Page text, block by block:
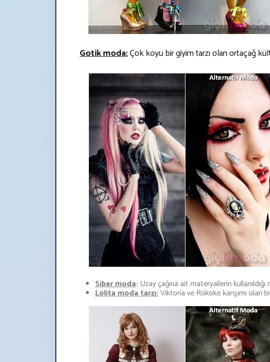
Gotik moda:Çok koyu bir giyim tarzı olan ortaçağ
Siber moda: Uzay çağına ait materyallerin kullanıldığı
Lolita moda tarzı:Viktoria ve Rokoko karışımı olan